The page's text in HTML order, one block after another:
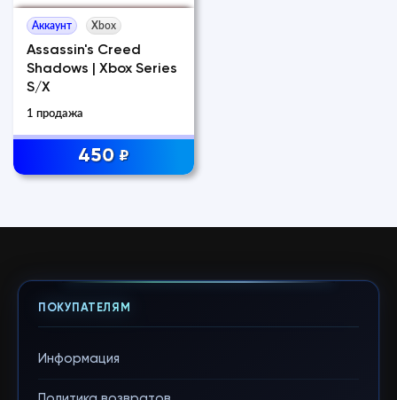
Аккаунт Xbox
Assassin's Creed
Shadows | Xbox Series
S/X
1 продажа
450 ₽
ПОКУПАТЕЛЯМ
Информация